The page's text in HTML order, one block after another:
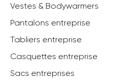
Vestes & Bodywarmers
Pantalons entreprise
Tabliers entreprise
Casquettes entreprise
Sacs entreprises